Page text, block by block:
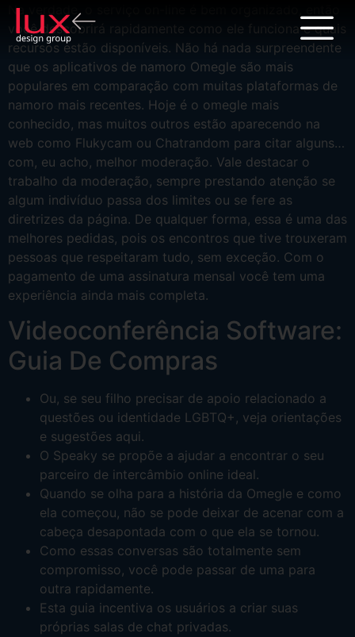
Na verdade, o serviço on-line é bem organizado, então
você descobrirá rapidamente como ele funciona e quais
recursos estão disponíveis. Não há nada surpreendente
que os aplicativos de namoro Omegle são mais
populares em comparação com muitas plataformas de
namoro mais recentes. Hoje é o omegle mais
conhecido, mas muitos outros estão aparecendo na
web como Flukycam ou Chatrandom para citar alguns…
com, eu acho, melhor moderação. Vale destacar o
trabalho da moderação, sempre prestando atenção se
algum indivíduo passa dos limites ou se fere as
diretrizes da página. De qualquer forma, essa é uma das
melhores pedidas, pois os encontros que tive trouxeram
pessoas que respeitaram tudo, sem exceção. Com o
pagamento de uma assinatura mensal você tem uma
experiência ainda mais completa.
Videoconferência Software:
Guia De Compras
Ou, se seu filho precisar de apoio relacionado a
questões ou identidade LGBTQ+, veja orientações
e sugestões aqui.
O Speaky se propõe a ajudar a encontrar o seu
parceiro de intercâmbio online ideal.
Quando se olha para a história da Omegle e como
ela começou, não se pode deixar de acenar com a
cabeça desapontada com o que ela se tornou.
Como essas conversas são totalmente sem
compromisso, você pode passar de uma para
outra rapidamente.
Esta guia incentiva os usuários a criar suas
próprias salas de chat privadas.